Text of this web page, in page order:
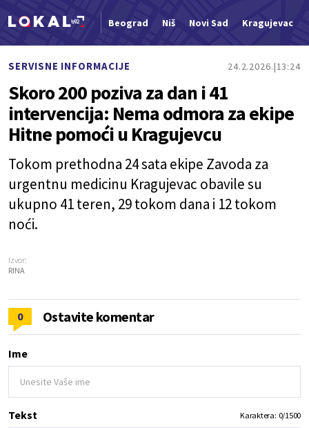
Beograd Niš Novi Sad Kragujevac
SERVISNE INFORMACIJE 24.2.2026. 13:24
Skoro 200 poziva za dan i 41
intervencija: Nema odmora za ekipe
Hitne pomoći u Kragujevcu
Tokom prethodna 24 sata ekipe Zavoda za
urgentnu medicinu Kragujevac obavile su
ukupno 41 teren, 29 tokom dana i 12 tokom
noći.
Izvor:
RINA
0 Ostavite komentar
Ime
Tekst Karaktera: 0/1500